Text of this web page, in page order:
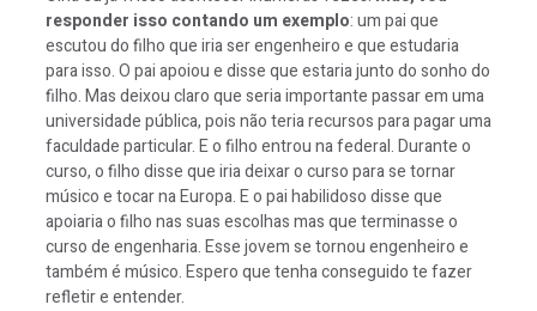
responder isso contando um exemplo: um pai que
escutou do filho que iria ser engenheiro e que estudaria
para isso. O pai apoiou e disse que estaria junto do sonho do
filho. Mas deixou claro que seria importante passar em uma
universidade pública, pois não teria recursos para pagar uma
faculdade particular. E o filho entrou na federal. Durante o
curso, o filho disse que iria deixar o curso para se tornar
músico e tocar na Europa. E o pai habilidoso disse que
apoiaria o filho nas suas escolhas mas que terminasse o
curso de engenharia. Esse jovem se tornou engenheiro e
também é músico. Espero que tenha conseguido te fazer
refletir e entender.